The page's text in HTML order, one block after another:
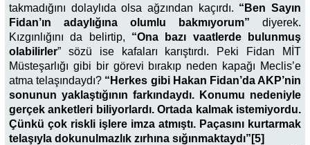
takmadığını dolaylıda olsa ağzından kaçırdı. “Ben Sayın
Fidan’ın adaylığına olumlu bakmıyorum” diyerek.
Kızgınlığını da belirtip, “Ona bazı vaatlerde bulunmuş
olabilirler” sözü ise kafaları karıştırdı. Peki Fidan MİT
Müsteşarlığı gibi bir görevi bırakıp neden kapağı Meclis’e
atma telaşındaydı? “Herkes gibi Hakan Fidan’da AKP’nin
sonunun yaklaştığının farkındaydı. Konumu nedeniyle
gerçek anketleri biliyorlardı. Ortada kalmak istemiyordu.
Çünkü çok riskli işlere imza atmıştı. Paçasını kurtarmak
telaşıyla dokunulmazlık zırhına sığınmaktaydı”[5]